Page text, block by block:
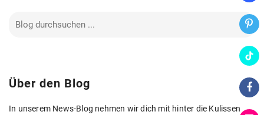
Über den Blog
In unserem News-Blog nehmen wir dich mit hinter die Kulissen